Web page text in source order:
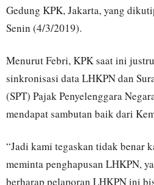
Gedung KPK, Jakarta, yang
Senin (4/3/2019).
Menurut Febri, KPK saat ini
sinkronisasi data LHKPN dan
(SPT) Pajak Penyelenggara
mendapat sambutan baik dari
“Jadi kami tegaskan tidak benar
meminta penghapusan LHKPN,
berharap pelaporan LHKPN ini